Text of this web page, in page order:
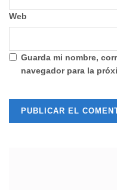
Web
Guarda mi nombre,
navegador para la